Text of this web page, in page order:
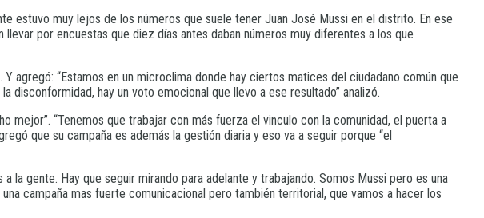
estuvo muy lejos de los números que suele tener Juan José Mussi en el distrito. En ese
por encuestas que diez días antes daban números muy diferentes a los que
agregó: “Estamos en un microclima donde hay ciertos matices del ciudadano común que
disconformidad, hay un voto emocional que llevo a ese resultado” analizó.
mejor”. “Tenemos que trabajar con más fuerza el vinculo con la comunidad, el puerta a
que su campaña es además la gestión diaria y eso va a seguir porque “el
la gente. Hay que seguir mirando para adelante y trabajando. Somos Mussi pero es una
campaña mas fuerte comunicacional pero también territorial, que vamos a hacer los